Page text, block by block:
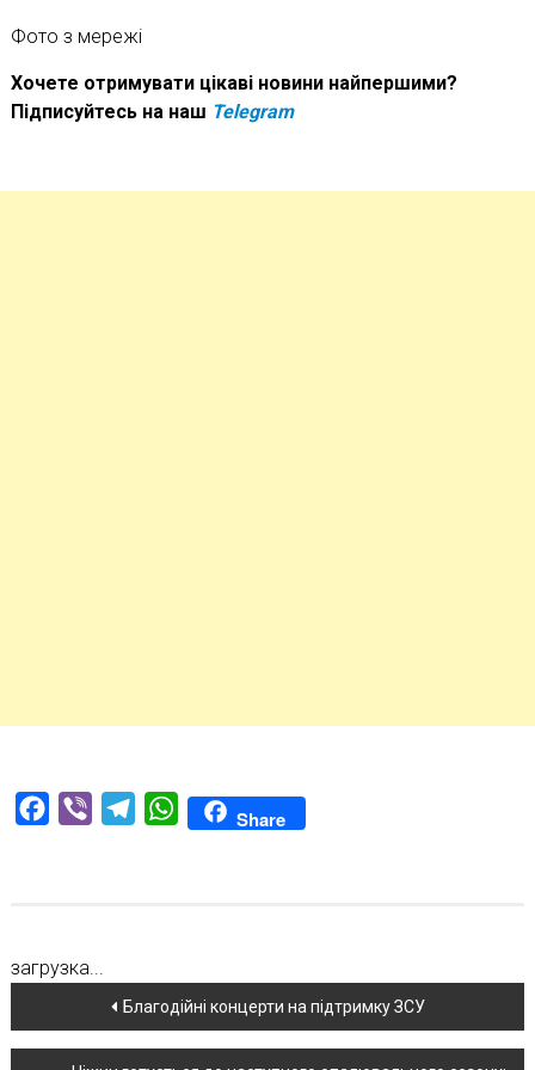
Фото з мережі
Хочете отримувати цікаві новини найпершими?
Підписуйтесь на наш Telegram
Facebook
Viber TelegramWhatsAppShare
загрузка...
Навігація
по
Благодійні концерти на підтримку ЗСУ